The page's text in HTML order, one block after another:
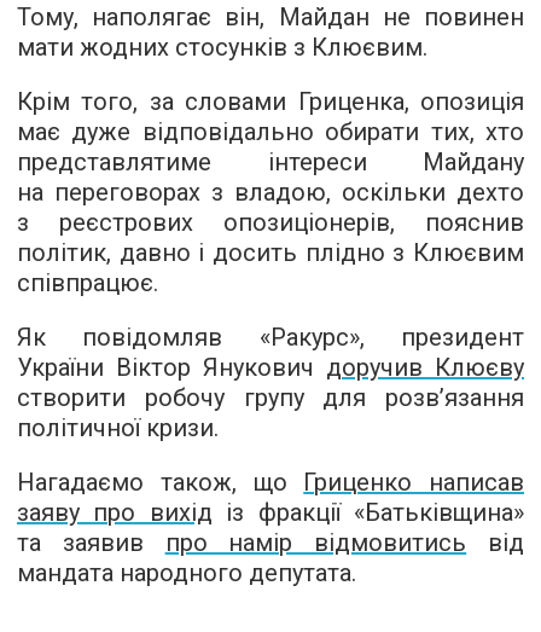
Тому, наполягає він, Майдан не повинен
мати жодних стосунків з Клюєвим.
Крім того, за словами Гриценка, опозиція
має дуже відповідально обирати тих, хто
представлятиме інтереси Майдану
на переговорах з владою, оскільки дехто
з реєстрових опозиціонерів, пояснив
політик, давно і досить плідно з Клюєвим
співпрацює.
Як повідомляв «Ракурс», президент
України Віктор Янукович доручив Клюєву
створити робочу групу для розв’язання
політичної кризи.
Нагадаємо також, що Гриценко написав
заяву про вихід із фракції «Батьківщина»
та заявив про намір відмовитись від
мандата народного депутата.